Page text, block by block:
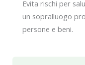
Evita rischi per
un sopralluogo
persone e beni.